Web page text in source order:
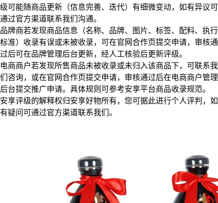
级可能随商品更新（信息完善、迭代）有细微变动，如有异议可
通过官方渠道联系我们沟通。
品牌商若发现商品信息（名称、品牌、图片、标签、配料、执行
标准）收录有误或未被收录，可在官网合作页提交申请，审核通
过后可在品牌管理后台更新，经人工核验后更新评级。
电商商户若发现所售商品未被收录或未归入该商品下，可联系我
们咨询，或在官网合作页提交申请，审核通过后在电商商户管理
后台提交推广申请。具体规则可参考安享平台商品收录规范。
安享评级的解释权归安享好物所有，您可据此进行个人评判，如
有疑问可通过官方渠道联系我们。